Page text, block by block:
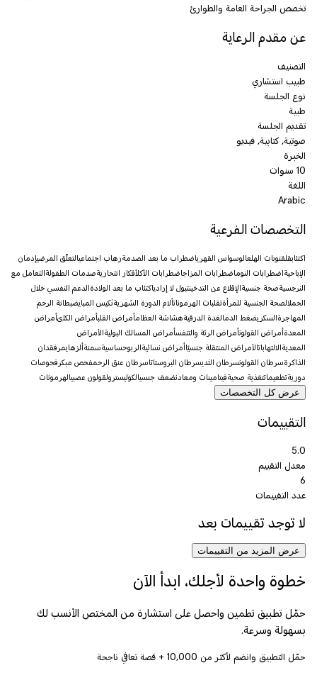
تخصص الجراحة العامة والطوارئ
عن مقدم الرعاية
التصنيف
طبيب استشاري
نوع الجلسة
طبية
تقديم الجلسة
صوتية, كتابية, فيديو
الخبرة
10 سنوات
اللغة
Arabic
التخصصات الفرعية
اكتئابقلقنوبات الهلعالوسواس القهرياضطراب ما بعد الصدمةرهاب اجتماعيالتعلّق المرضيإدمان
الإباحية اضطرابات النوماضطرابات المزاجاضطرابات الأكلأفكار انتحاريةصدمات الطفولة التعامل مع
النرجسيةصحة جنسية الإقلاع عن التدخينتبول لا إرادياكتئاب ما بعد الولادة الدعم النفسي خلال
الحملالصحة الجنسية للمرأةتقلبات الهرموناتآلام الدورة الشهريةتكيس المبايضبطانة الرحم
المهاجرة السكريضغط الدمالغدة الدرقيةهشاشة العظامأمراض القلبأمراض الكلىأمراض
المعدة أمراض القولونأمراض الرئة والتنفسأمراض المسالك البولية الأمراض
المعدية الالتهاباتالأمراض المنتقلة جنسيًا أمراض نسائية الربوحساسيةسمنة ألزهايمر فقدان
الذاكرةسرطان القولونسرطان الثديسرطان البروستاتاسرطان عنق الرحمفحص مبكر فحوصات
دوريةتطعيماتتغذية صحيةفيتامينات ومعادنضعف جنسيالكوليسترولقولون عصبيالهرمونات
عرض كل التخصصات
التقييمات
5.0
معدل التقييم
6
عدد التقييمات
لا توجد تقييمات بعد
عرض المزيد من التقييمات
خطوة واحدة لأجلك، ابدأ الآن
حمّل تطبيق تطمين واحصل على استشارة من المختص الأنسب لك
بسهولة وسرعة.
حمّل التطبيق وانضم لأكثر من 10,000 + قصة تعافي ناجحة